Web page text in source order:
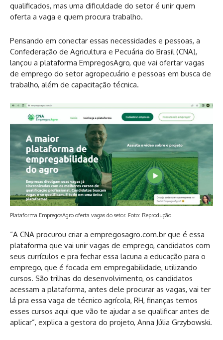
qualificados, mas uma dificuldade do setor é unir quem
oferta a vaga e quem procura trabalho.
Pensando em conectar essas necessidades e pessoas, a
Confederação de Agricultura e Pecuária do Brasil (CNA),
lançou a plataforma EmpregosAgro, que vai ofertar vagas
de emprego do setor agropecuário e pessoas em busca de
trabalho, além de capacitação técnica.
Plataforma EmpregosAgro oferta vagas do setor. Foto: Reprodução
“A CNA procurou criar a empregosagro.com.br que é essa
plataforma que vai unir vagas de emprego, candidatos com
seus currículos e pra fechar essa lacuna a educação para o
emprego, que é focada em empregabilidade, utilizando
cursos. São trilhas do desenvolvimento, os candidatos
acessam a plataforma, antes dele procurar as vagas, vai ter
lá pra essa vaga de técnico agrícola, RH, finanças temos
esses cursos aqui que vão te ajudar a se qualificar antes de
aplicar”, explica a gestora do projeto, Anna Júlia Grzybowski.